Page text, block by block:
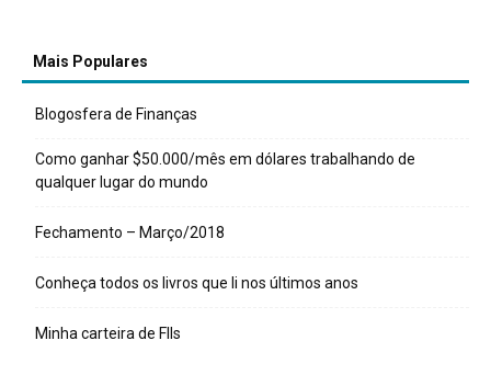
Mais Populares
Blogosfera de Finanças
Como ganhar $50.000/mês em dólares trabalhando de
qualquer lugar do mundo
Fechamento – Março/2018
Conheça todos os livros que li nos últimos anos
Minha carteira de FIIs